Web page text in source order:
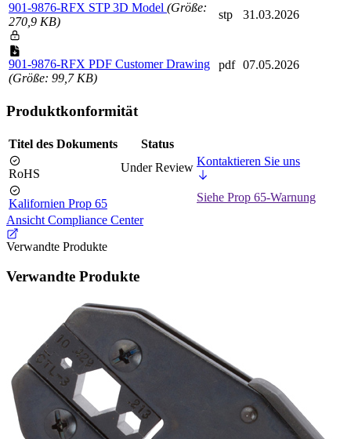
901-9876-RFX STP 3D Model (Größe:
270,9 KB)
stp 31.03.2026
901-9876-RFX PDF Customer Drawing
(Größe: 99,7 KB)
pdf 07.05.2026
Produktkonformität
Titel des Dokuments Status
RoHS Under Review Kontaktieren Sie uns
Kalifornien Prop 65
Siehe Prop 65-Warnung
Ansicht Compliance Center
Verwandte Produkte
Verwandte Produkte